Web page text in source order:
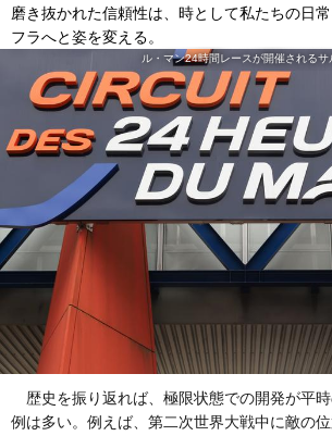
磨き抜かれた信頼性は、時として私たちの日
フラへと姿を変える。
ル・マン24時間レースが開催される
歴史を振り返れば、極限状態での開発が平
例は多い。例えば、第二次世界大戦中に敵の